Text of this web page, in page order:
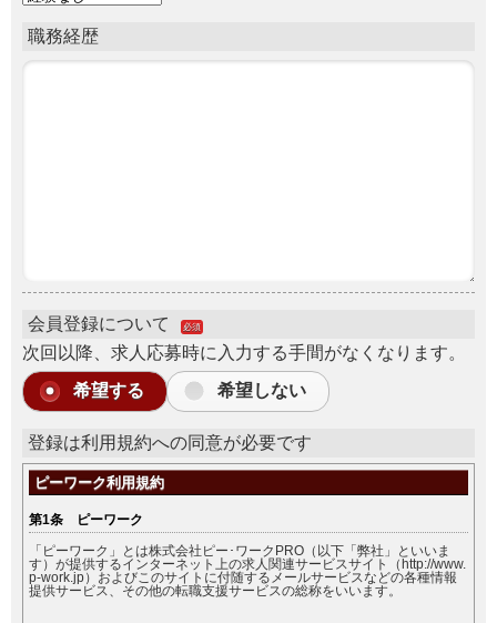
職務経歴
会員登録について 必須
次回以降、求人応募時に入力する手間がなくなります。
希望する 希望しない
登録は利用規約への同意が必要です
ピーワーク利用規約
第1条 ピーワーク
「ピーワーク」とは株式会社ピー･ワークPRO（以下「弊社」といいま
す）が提供するインターネット上の求人関連サービスサイト（http://www.
p-work.jp）およびこのサイトに付随するメールサービスなどの各種情報
提供サービス、その他の転職支援サービスの総称をいいます。